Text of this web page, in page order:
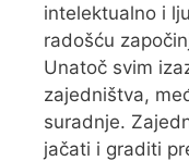
intelektualno i
radošću
Unatoč svim
zajedništva,
suradnje.
jačati i graditi